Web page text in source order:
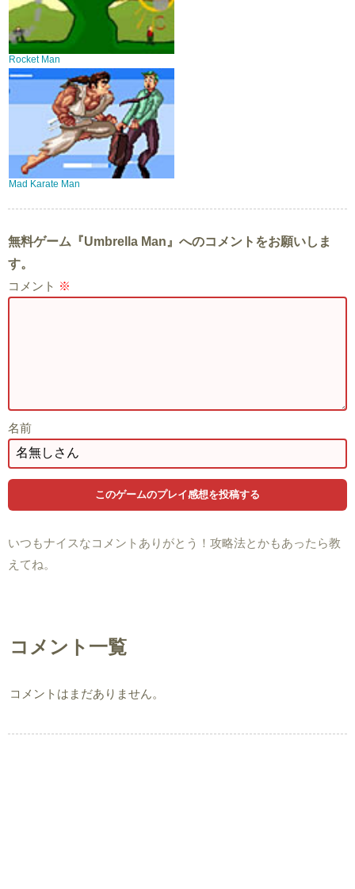
Rocket Man
Mad Karate Man
無料ゲーム『Umbrella Man』へのコメントをお願いしま
す。
コメント ※
名前
いつもナイスなコメントありがとう！攻略法とかもあったら教
えてね。
コメント一覧
コメントはまだありません。